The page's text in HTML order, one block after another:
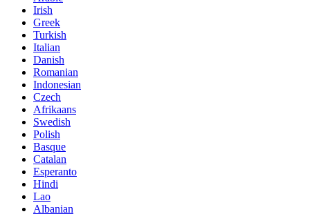
Irish
Greek
Turkish
Italian
Danish
Romanian
Indonesian
Czech
Afrikaans
Swedish
Polish
Basque
Catalan
Esperanto
Hindi
Lao
Albanian